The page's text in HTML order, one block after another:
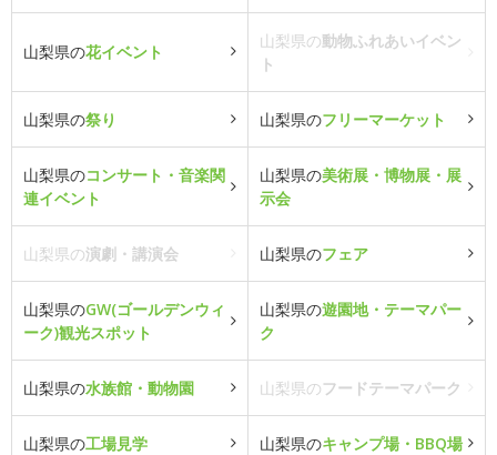
山梨県の花イベント
山梨県の動物ふれあいイベン
ト
山梨県の祭り 山梨県のフリーマーケット
山梨県のコンサート・音楽関
連イベント
山梨県の美術展・博物展・展
示会
山梨県の演劇・講演会 山梨県のフェア
山梨県のGW(ゴールデンウィ
ーク)観光スポット
山梨県の遊園地・テーマパー
ク
山梨県の水族館・動物園 山梨県のフードテーマパーク
山梨県の工場見学 山梨県のキャンプ場・BBQ場